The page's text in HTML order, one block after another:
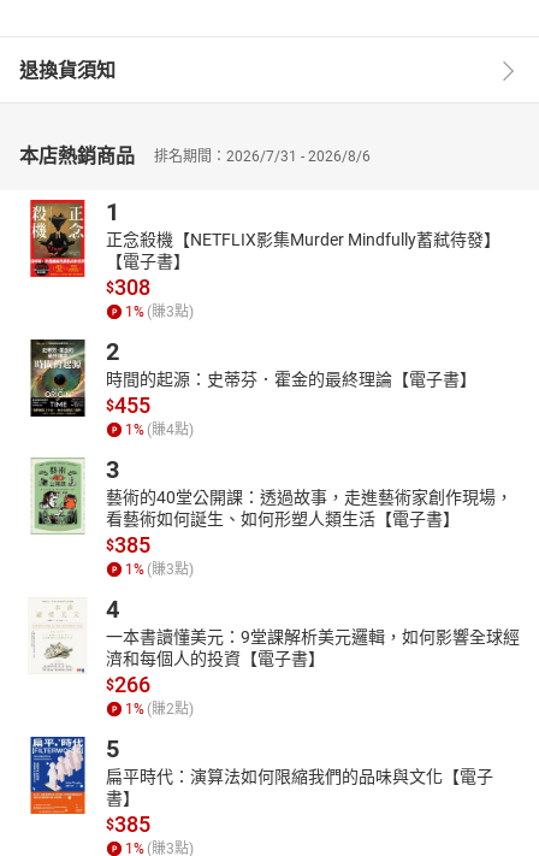
不過，師父這番話讓小難好奇得不得了，小難真的花了一整天的時
間，慢慢地數了一遍。整個大堂裡的箱子，一共是三千六百個！
因為非常喜歡跟小朋友一起，所以一點也不感覺時間就這麼過了。
廣播節目主播，教過鋼琴，為幾個出版社設計閱讀活動.......目前是
國內國語文教材撰寫人員，同時也編寫美加地區華語課本、香港地
區中國語文課本的教材。
喜歡讀書、喜歡說故事、喜歡帶著讀者閱讀、討論，每創作一本新
書，都想著讀者閱讀之後，會有什麼樣的亮點在心中？無論你是否
讀過她的作品，希望這本書，都能成為作者與讀者之間，最難忘的
問候。
★朗讀者簡介｜吳秉宸
台灣大學財金系畢業。備受矚目的戲劇新秀。拍攝多部劇情短片、
MV、廣告、網路劇等影像作品。擔任朗讀者的有聲書作品包括：
《有禮這一家：生命禮俗大揭祕》、《第21個學生》、《山海經裡
的故事1：南山先生的藥鋪子》、《山海經裡的故事2：南山先生的
不傳祕方》、《黃金、薯條、巧克力：世界原住民奇幻冒險》、
《李家同文學繪本有聲故事集》、《童話莊子》、《童話莊子2：無
敵大劍客》。
【有聲書目錄】
一、初見南山先生
二、落魄書生的考驗
三、縣官的難題
四、密山來的客人
五、游婆婆的煩憂
六、西山牧馬人
七、無可奈何的君子
退換貨須知
本店熱銷商品 排名期間：2026/7/31 - 2026/8/6
1
正念殺機【NETFLIX影集Murder Mindfully蓄弒待發】
【電子書】
$308
1 % (賺3點)
2
時間的起源：史蒂芬．霍金的最終理論【電子書】
$455
1 % (賺4點)
3
藝術的40堂公開課：透過故事，走進藝術家創作現場，
看藝術如何誕生、如何形塑人類生活【電子書】
$385
1 % (賺3點)
4
一本書讀懂美元：9堂課解析美元邏輯，如何影響全球經
濟和每個人的投資【電子書】
$266
1 % (賺2點)
5
扁平時代：演算法如何限縮我們的品味與文化【電子
書】
$385
1 % (賺3點)